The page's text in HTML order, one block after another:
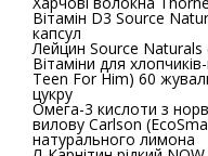
Вітамін D3 Source
капсул
Лейцин Source Naturals
Вітаміни для
Teen For Him) 60
цукру
Омега-3 кислоти з
вилову Carlson
натурального лимона